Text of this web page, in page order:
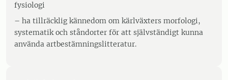
fysiologi
– ha tillräcklig kännedom om kärlväxters morfologi,
systematik och ståndorter för att självständigt kunna
använda artbestämningslitteratur.